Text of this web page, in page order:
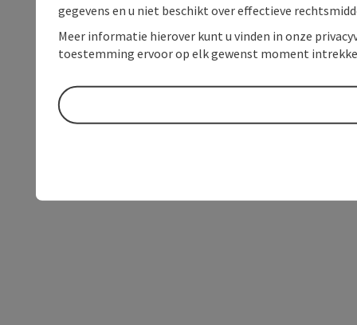
gegevens en u niet beschikt over effectieve
Meer informatie hierover kunt u vinden in onze
toestemming ervoor op elk gewenst moment